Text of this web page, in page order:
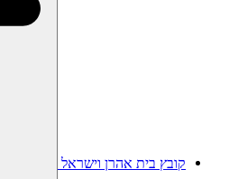
קובץ בית אהרן וישראל